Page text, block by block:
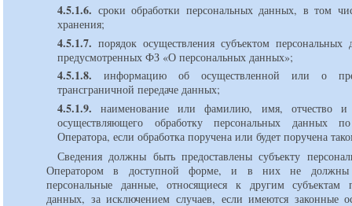
4.5.1.6. сроки обработки персональных данных, в том
хранения;
4.5.1.7. порядок осуществления субъектом персональных
предусмотренных ФЗ «О персональных данных»;
4.5.1.8. информацию об осуществленной или о
трансграничной передаче данных;
4.5.1.9. наименование или фамилию, имя, отчество и
осуществляющего обработку персональных данных
Оператора, если обработка поручена или будет поручена
Сведения должны быть предоставлены субъекту
Оператором в доступной форме, и в них не должны
персональные данные, относящиеся к другим субъектам
данных, за исключением случаев, если имеются законные